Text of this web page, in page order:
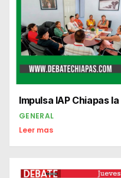
Impulsa IAP Chiapas
GENERAL
Leer mas